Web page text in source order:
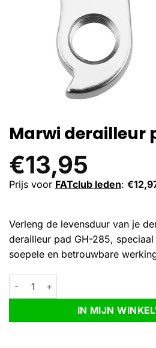
Marwi derailleur
€13,95
Prijs voor FATclub leden: €
Verleng de levensduur van je
derailleur pad GH-285,
soepele en betrouwbare
Marwi derailleur pad GH-285 aantal
IN MIJN
Alternative: